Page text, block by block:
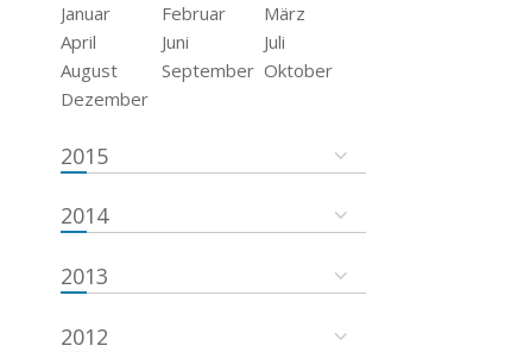
Januar Februar
März
April
Juni
Juli
August
September Oktober
Dezember
2015
2014
2013
2012